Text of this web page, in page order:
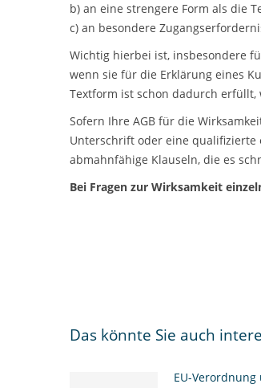
b) an eine strengere Form als die
c) an besondere
Wichtig hierbei ist, insbesondere
wenn sie für die Erklärung eines
Textform ist schon dadurch erfüllt,
Sofern Ihre AGB für die
Unterschrift oder eine qualifizierte
abmahnfähige Klauseln, die es
Bei Fragen zur Wirksamkeit
Das könnte Sie auch
EU-